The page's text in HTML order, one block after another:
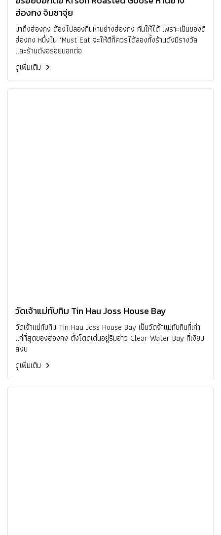
ฮ่องกง จิมซาจุ่ย
มาถึงฮ่องกง ต้องไปลองกินห่านย่างฮ่องกง กันให้ได้ เพราะเป็นของดี
ฮ่องกง หนึ่งใน "Must Eat จะให้ดีก็ควรได้ลองทั้งร้านดังมีรางวัล
และร้านดังอร่อยบอกต่อ
ดูเพิ่มเติม
วัดเจ้าแม่ทับทิม Tin Hau Joss House Bay
วัดเจ้าแม่ทับทิม Tin Hau Joss House Bay เป็นวัดจ้าแม่ทับทิมที่เก่า
แก่ที่สุดของฮ่องกง ตั้งโดดเด่นอยู่ริมอ่าว Clear Water Bay ที่เงียบ
สงบ
ดูเพิ่มเติม